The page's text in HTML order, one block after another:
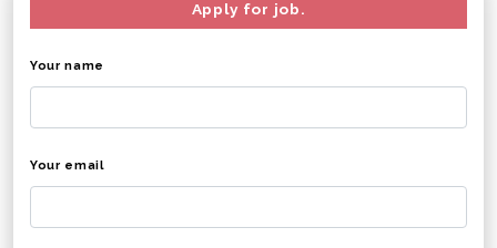
Apply for job.
Your name
Your email